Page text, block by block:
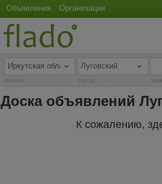
Объявления Организации
регион город
Доска объявлений
К сожалению,